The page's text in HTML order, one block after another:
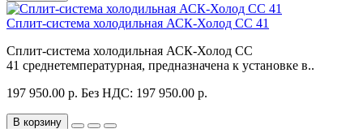
Сплит-система холодильная АСК-Холод CC 41
Сплит-система холодильная АСК-Холод CC
41 среднетемпературная, предназначена к установке в..
197 950.00 р. Без НДС: 197 950.00 р.
В корзину